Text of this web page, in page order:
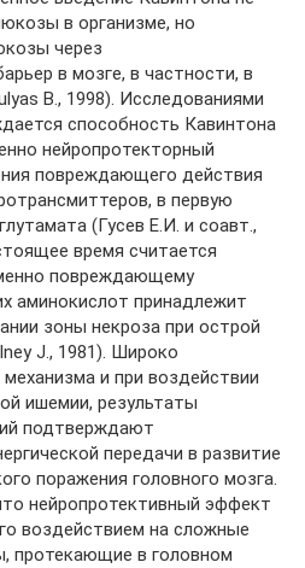
в организме, но
через
в мозге, в частности, в
B., 1998). Исследованиями
способность Кавинтона
нейропротекторный
повреждающего действия
в первую
(Гусев Е.И. и соавт.,
время считается
повреждающему
аминокислот принадлежит
зоны некроза при острой
J., 1981). Широко
и при воздействии
ишемии, результаты
подтверждают
передачи в развитие
поражения головного мозга.
нейропротективный эффект
воздействием на сложные
протекающие в головном